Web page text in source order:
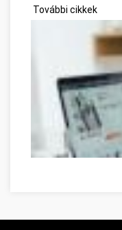
További cikkek